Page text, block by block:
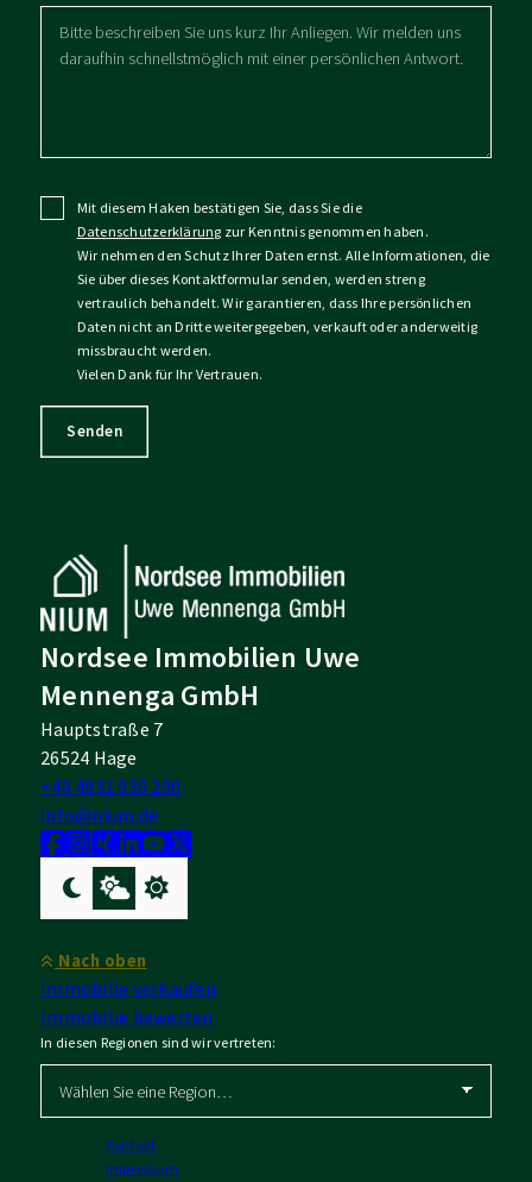
Mit diesem Haken bestätigen Sie, dass Sie die
Datenschutzerklärung zur Kenntnis genommen haben.
Wir nehmen den Schutz Ihrer Daten ernst. Alle Informationen, die
Sie über dieses Kontaktformular senden, werden streng
vertraulich behandelt. Wir garantieren, dass Ihre persönlichen
Daten nicht an Dritte weitergegeben, verkauft oder anderweitig
missbraucht werden.
Vielen Dank für Ihr Vertrauen.
Senden
Nordsee Immobilien Uwe
Mennenga GmbH
Hauptstraße 7
26524 Hage
+49 4931 930 290
info@nium.de
In diesen Regionen sind wir vertreten:
Nach oben
Immobilie verkaufen
Immobilie bewerten
Kontakt
Impressum